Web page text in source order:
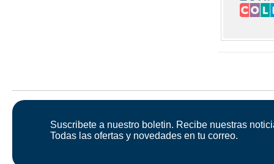
Suscribete a nuestro boletin. Recibe nuestras
Todas las ofertas y novedades en tu correo.